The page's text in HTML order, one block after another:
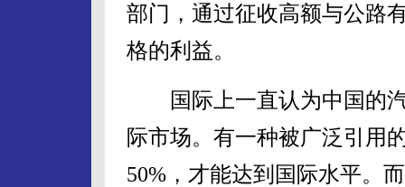
部门，通过征收高额与公路
格的利益。
国际上一直认为中国的汽
际市场。有一种被广泛引用
50%，才能达到国际水平。